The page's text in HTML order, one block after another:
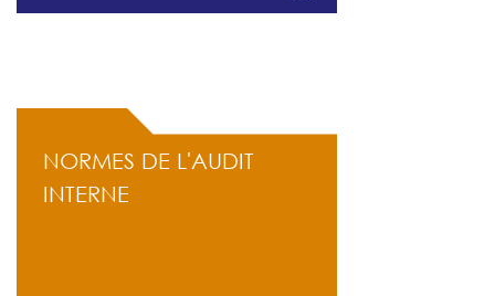
NORMES DE L'AUDIT
INTERNE